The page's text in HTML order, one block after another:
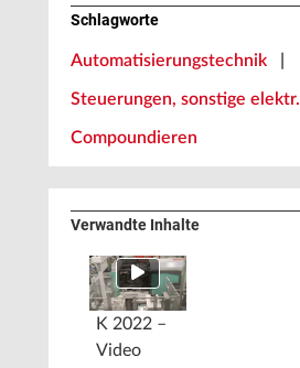
Schlagworte
Automatisierungstechnik
Steuerungen, sonstige elektr.
Compoundieren
Verwandte Inhalte
K 2022 –
Video